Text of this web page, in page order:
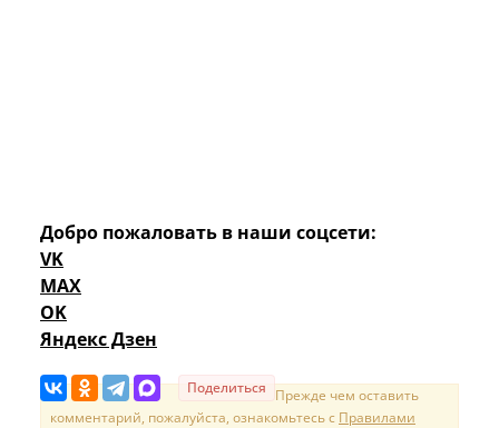
Добро пожаловать в наши соцсети:
VK
MAX
OK
Яндекс Дзен
Поделиться Прежде чем оставить
комментарий, пожалуйста, ознакомьтесь с Правилами